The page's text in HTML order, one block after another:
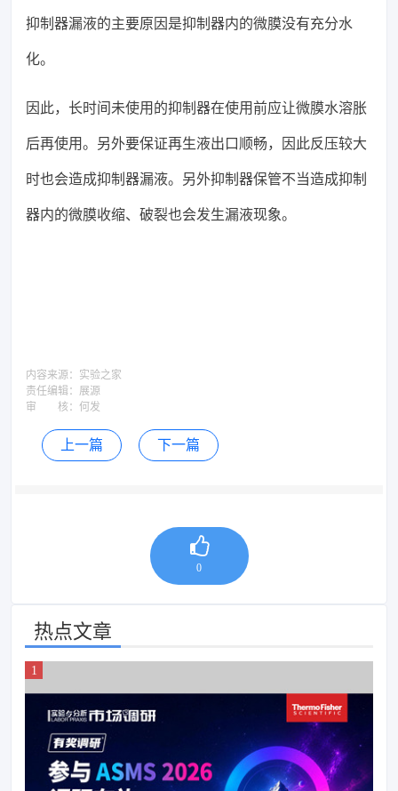
抑制器漏液的主要原因是抑制器内的微膜没有充分水
化。
因此，长时间未使用的抑制器在使用前应让微膜水溶胀
后再使用。另外要保证再生液出口顺畅，因此反压较大
时也会造成抑制器漏液。另外抑制器保管不当造成抑制
器内的微膜收缩、破裂也会发生漏液现象。
内容来源： 实验之家
责任编辑： 展源
审 核： 何发
上一篇 下一篇
0
热点文章